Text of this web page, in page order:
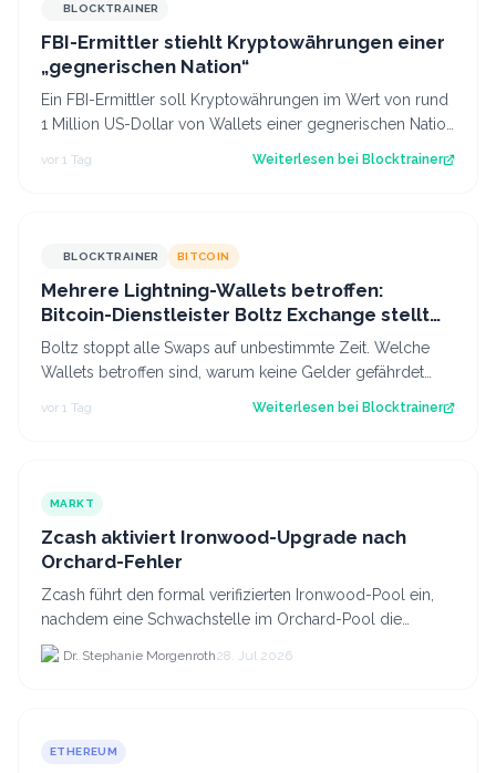
BLOCKTRAINER
FBI-Ermittler stiehlt Kryptowährungen einer
„gegnerischen Nation“
Ein FBI-Ermittler soll Kryptowährungen im Wert von rund
1 Million US-Dollar von Wallets einer gegnerischen Nation
vor 1 Tag Weiterlesen bei Blocktrainer
BLOCKTRAINER BITCOIN
Mehrere Lightning-Wallets betroffen:
Bitcoin-Dienstleister Boltz Exchange stellt
Swap-Service ein
Boltz stoppt alle Swaps auf unbestimmte Zeit. Welche
Wallets betroffen sind, warum keine Gelder gefährdet
vor 1 Tag Weiterlesen bei Blocktrainer
MARKT
Zcash aktiviert Ironwood-Upgrade nach
Orchard-Fehler
Zcash führt den formal verifizierten Ironwood-Pool ein,
nachdem eine Schwachstelle im Orchard-Pool die
Erstellung gefälschter ZEC-Token ermöglichte.
Dr. Stephanie Morgenroth28. Jul 2026
ETHEREUM